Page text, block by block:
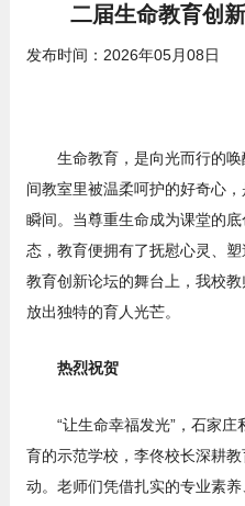
二届生命教育创
发布时间：2026年05月08日
生命教育，是向光而行的
间教室里被温柔呵护的好奇心
瞬间。当尊重生命成为课堂的
态，教育便拥有了抚慰心灵、
教育创新论坛的舞台上，我校
放出独特的育人光芒。
热烈祝贺
“让生命幸福发光”，石家
育的示范学校，李佟校长深耕
动。老师们凭借扎实的专业素